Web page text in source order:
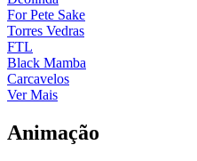
For Pete Sake
Torres Vedras
FTL
Black Mamba
Carcavelos
Ver Mais
Animação